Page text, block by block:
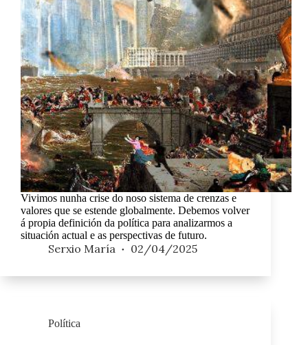
Vivimos nunha crise do noso sistema de crenzas e
valores que se estende globalmente. Debemos volver
á propia definición da política para analizarmos a
situación actual e as perspectivas de futuro.
Serxio María 02/04/2025
Política